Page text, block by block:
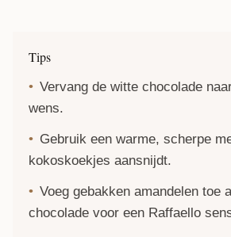
Tips
Vervang de witte chocolade
wens.
Gebruik een warme, scherpe
kokoskoekjes aansnijdt.
Voeg gebakken amandelen toe
chocolade voor een Raffaello